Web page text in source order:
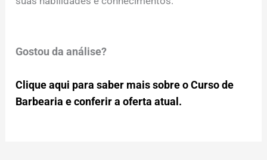
Gostou da análise?
Clique aqui para saber mais sobre o Curso de
Barbearia e conferir a oferta atual.